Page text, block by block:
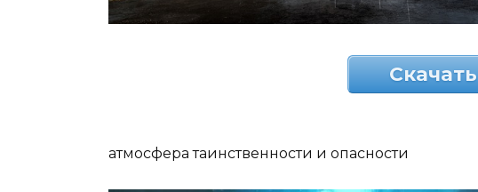
Скачать
атмосфера таинственности и опасности